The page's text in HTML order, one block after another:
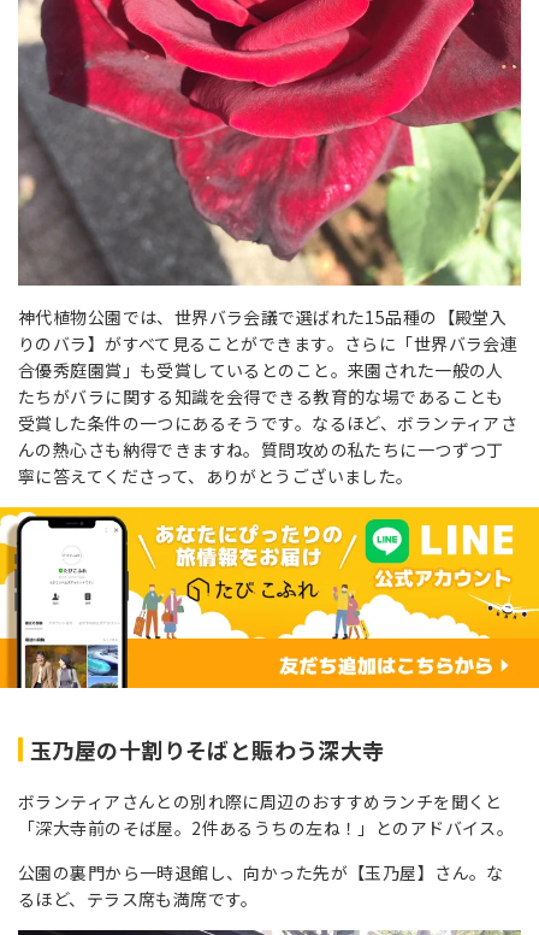
神代植物公園では、世界バラ会議で選ばれた15品種の【殿堂入
りのバラ】がすべて見ることができます。さらに「世界バラ会連
合優秀庭園賞」も受賞しているとのこと。来園された一般の人
たちがバラに関する知識を会得できる教育的な場であることも
受賞した条件の一つにあるそうです。なるほど、ボランティアさ
んの熱心さも納得できますね。質問攻めの私たちに一つずつ丁
寧に答えてくださって、ありがとうございました。
玉乃屋の十割りそばと賑わう深大寺
ボランティアさんとの別れ際に周辺のおすすめランチを聞くと
「深大寺前のそば屋。2件あるうちの左ね！」とのアドバイス。
公園の裏門から一時退館し、向かった先が【玉乃屋】さん。な
るほど、テラス席も満席です。